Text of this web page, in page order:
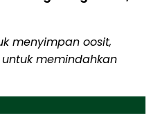
menyimpan oosit,
memindahkan